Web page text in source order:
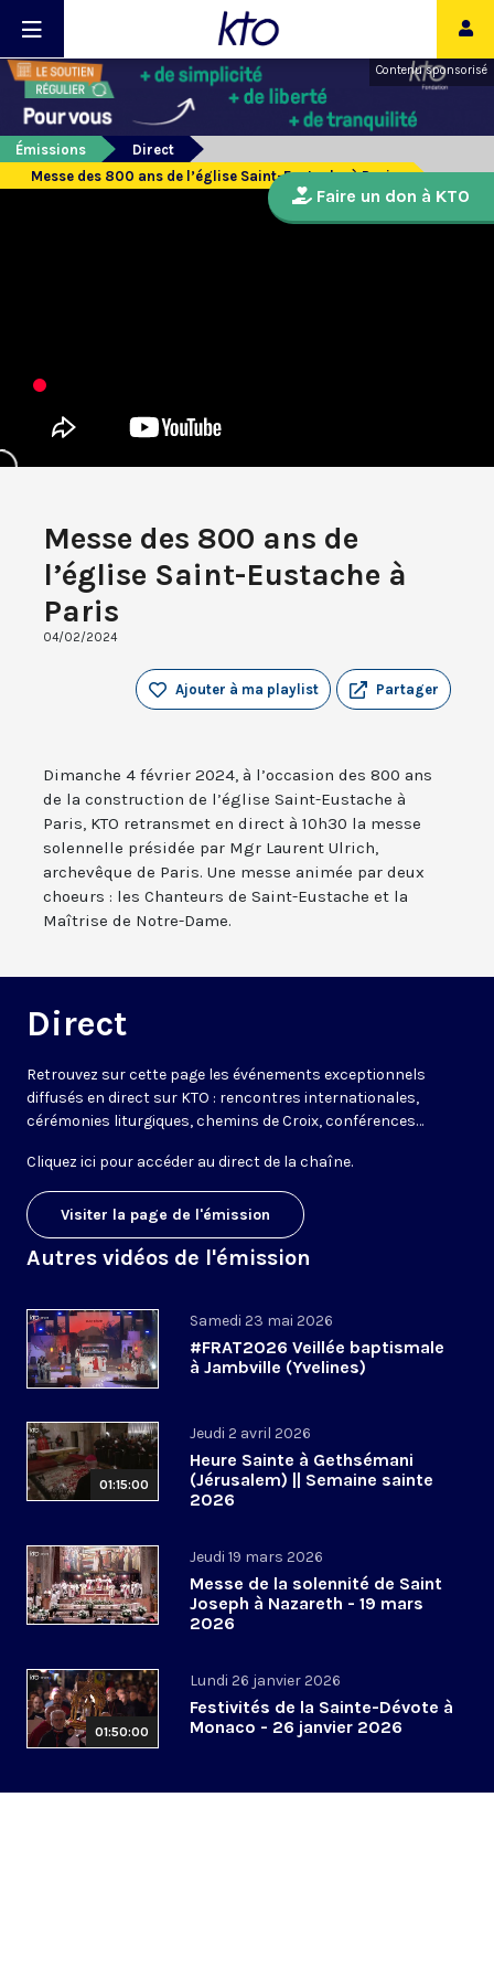
Contenu sponsorisé
Émissions
Direct
Messe des 800 ans de l’église Saint-Eustache à Paris
Messe des 800 ans de
l’église Saint-Eustache à
Paris
04/02/2024
Partager
Ajouter à ma playlist
Dimanche 4 février 2024, à l’occasion des 800 ans
de la construction de l’église Saint-Eustache à
Paris, KTO retransmet en direct à 10h30 la messe
solennelle présidée par Mgr Laurent Ulrich,
archevêque de Paris. Une messe animée par deux
choeurs : les Chanteurs de Saint-Eustache et la
Maîtrise de Notre-Dame.
Direct
Retrouvez sur cette page les événements exceptionnels
diffusés en direct sur KTO : rencontres internationales,
cérémonies liturgiques, chemins de Croix, conférences…
Cliquez ici pour accéder au direct de la chaîne.
Visiter la page de l'émission
Autres vidéos de l'émission
Samedi 23 mai 2026
#FRAT2026 Veillée baptismale
à Jambville (Yvelines)
01:15:00
Jeudi 2 avril 2026
Heure Sainte à Gethsémani
(Jérusalem) || Semaine sainte
2026
Jeudi 19 mars 2026
Messe de la solennité de Saint
Joseph à Nazareth - 19 mars
2026
01:50:00
Lundi 26 janvier 2026
Festivités de la Sainte-Dévote à
Monaco - 26 janvier 2026
Faire un don à KTO